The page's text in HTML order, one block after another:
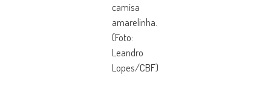
camisa
amarelinha.
(Foto:
Leandro
Lopes/CBF)